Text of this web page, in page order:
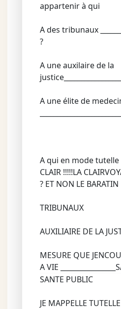
appartenir à qui
A des tribunaux
?
A une auxilaire de la
A une élite de
A qui en mode tutelle
CLAIR !!!!!LA
? ET NON LE BARATIN
TRIBUNAUX
AUXILIAIRE DE LA
MESURE QUE
A VIE
SANTE PUBLIC
JE MAPPELLE